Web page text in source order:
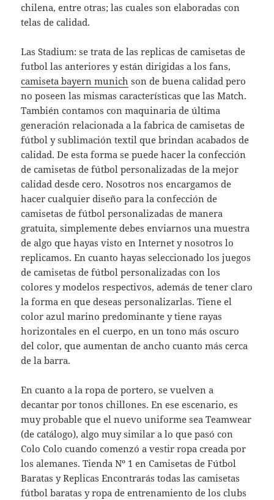
chilena, entre otras; las cuales son elaboradas con
telas de calidad.
Las Stadium: se trata de las replicas de camisetas de
futbol las anteriores y están dirigidas a los fans,
camiseta bayern munich son de buena calidad pero
no poseen las mismas características que las Match.
También contamos con maquinaria de última
generación relacionada a la fabrica de camisetas de
fútbol y sublimación textil que brindan acabados de
calidad. De esta forma se puede hacer la confección
de camisetas de fútbol personalizadas de la mejor
calidad desde cero. Nosotros nos encargamos de
hacer cualquier diseño para la confección de
camisetas de fútbol personalizadas de manera
gratuita, simplemente debes enviarnos una muestra
de algo que hayas visto en Internet y nosotros lo
replicamos. En cuanto hayas seleccionado los juegos
de camisetas de fútbol personalizadas con los
colores y modelos respectivos, además de tener claro
la forma en que deseas personalizarlas. Tiene el
color azul marino predominante y tiene rayas
horizontales en el cuerpo, en un tono más oscuro
del color, que aumentan de ancho cuanto más cerca
de la barra.
En cuanto a la ropa de portero, se vuelven a
decantar por tonos chillones. En ese escenario, es
muy probable que el nuevo uniforme sea Teamwear
(de catálogo), algo muy similar a lo que pasó con
Colo Colo cuando comenzó a vestir ropa creada por
los alemanes. Tienda Nº 1 en Camisetas de Fútbol
Baratas y Replicas Encontrarás todas las camisetas
fútbol baratas y ropa de entrenamiento de los clubs